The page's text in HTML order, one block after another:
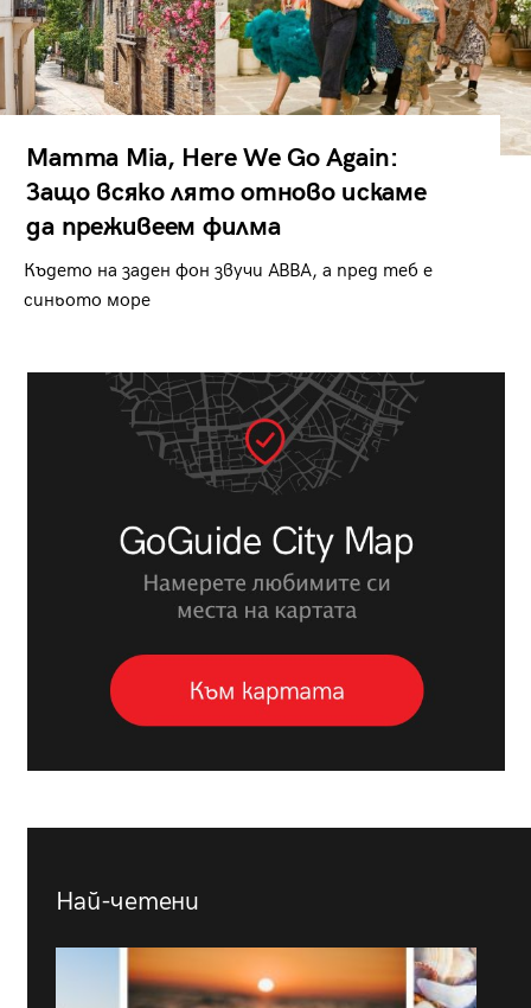
Mamma Mia, Here We Go Again:
Защо всяко лято отново искаме
да преживеем филма
Където на заден фон звучи ABBA, а пред теб е
синьото море
Най-четени